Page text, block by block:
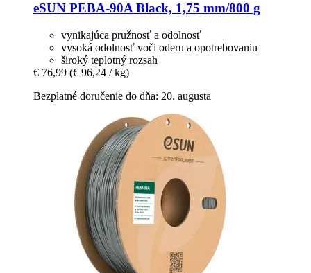
eSUN PEBA-​90A Black, 1,75 mm/800 g
vynikajúca pružnosť a odolnosť
vysoká odolnosť voči oderu a opotrebovaniu
široký teplotný rozsah
€ 76,99 (€ 96,24 / kg)
Bezplatné doručenie do dňa: 20. augusta